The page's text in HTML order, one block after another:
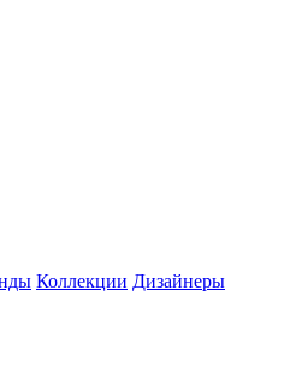
Коллекции Дизайнеры